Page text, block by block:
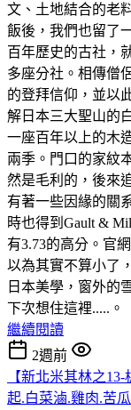
文、土地結合的老
飯後，我們也留了
百年歷史的古社，
多座分社。相傳僧
的登拜信仰，並以
解日本三大聖山的
一座百年以上的木
兩季。門口的家紋
然是毛利的，後來
有著一些因緣的關
時也得到Gault &
有3.73的高分。官
以為其實不算小了
日本美學，窗外的
下次想住這裡.....。
繼續閱讀
2週前
【新北米其林之
起.白菜滷.雞肉.苦